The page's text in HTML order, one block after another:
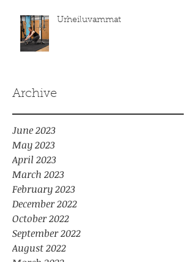
Urheiluvammat
Archive
June 2023
May 2023
April 2023
March 2023
February 2023
December 2022
October 2022
September 2022
August 2022